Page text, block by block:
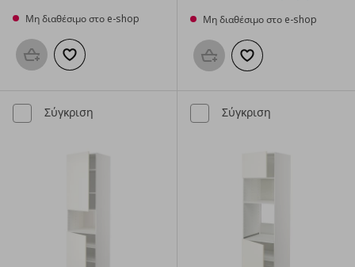
Μη διαθέσιμο στο e-shop
Προσθήκη στο καλάθι
Προσθήκη στα αγαπημένα
Μη διαθέσιμο στο e-shop
Προσθήκη στο καλάθι
Προσθήκη στα
Σύγκριση Σύγκριση